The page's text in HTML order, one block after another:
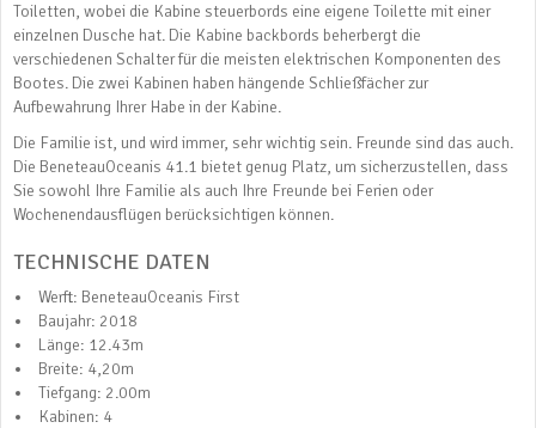
Toiletten, wobei die Kabine steuerbords eine eigene Toilette mit einer
einzelnen Dusche hat. Die Kabine backbords beherbergt die
verschiedenen Schalter für die meisten elektrischen Komponenten des
Bootes. Die zwei Kabinen haben hängende Schließfächer zur
Aufbewahrung Ihrer Habe in der Kabine.
Die Familie ist, und wird immer, sehr wichtig sein. Freunde sind das auch.
Die BeneteauOceanis 41.1 bietet genug Platz, um sicherzustellen, dass
Sie sowohl Ihre Familie als auch Ihre Freunde bei Ferien oder
Wochenendausflügen berücksichtigen können.
TECHNISCHE DATEN
Werft: BeneteauOceanis First
Baujahr: 2018
Länge: 12.43m
Breite: 4,20m
Tiefgang: 2.00m
Kabinen: 4